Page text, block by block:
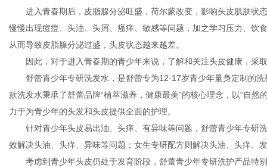
进入青春期后，皮脂腺分泌旺盛，荷尔蒙改变，影响头皮肌肤状
慢慢出现痘痘、头油、头屑、瘙痒、敏感等问题，加之学习压力、饮
从而导致皮脂腺分泌过盛，头皮状态越来越差。
因此，对于进入青春期的青少年来说，了解和关注头皮健康，采
舒蕾青少年专研洗发水，是舒蕾专为12-17岁青少年量身定制的
款洗发水秉承了舒蕾品牌“植萃滋养，健康最美”的核心理念，以“自
力于为青少年的头发和头皮提供全面的护理。
针对青少年头皮易出油、头痒、有异味等问题，舒蕾青少年专研
效解决头油、头痒、异味等问题；女生专研配方则解决头油、头痒、
考虑到青少年头皮仍处于发育阶段，舒蕾青少年专研洗护产品特